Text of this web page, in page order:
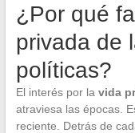
¿Por qué
privada de
políticas?
El interés por la vida
atraviesa las épocas.
reciente. Detrás de